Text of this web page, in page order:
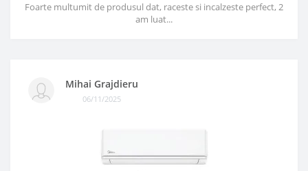
Foarte multumit de produsul dat, raceste si incalzeste perfect, 2
am luat...
Mihai Grajdieru
06/11/2025